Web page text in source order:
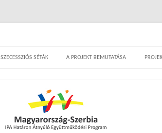
Századfordulós ékkövek –
SZECESSZIÓS SÉTÁK A PROJEKT BEMUTATÁSA